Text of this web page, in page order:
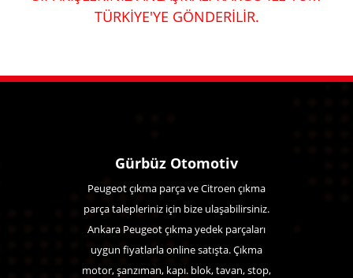
TÜRKİYE'YE GÖNDERİLİR.
Gürbüz Otomotiv
Peugeot çıkma parça ve Citroen çıkma
parça talepleriniz için bize ulaşabilirsiniz.
Ankara Peugeot çıkma yedek parçaları
uygun fiyatlarla online satışta. Çıkma
motor, şanzıman, kapı. blok, tavan, stop,